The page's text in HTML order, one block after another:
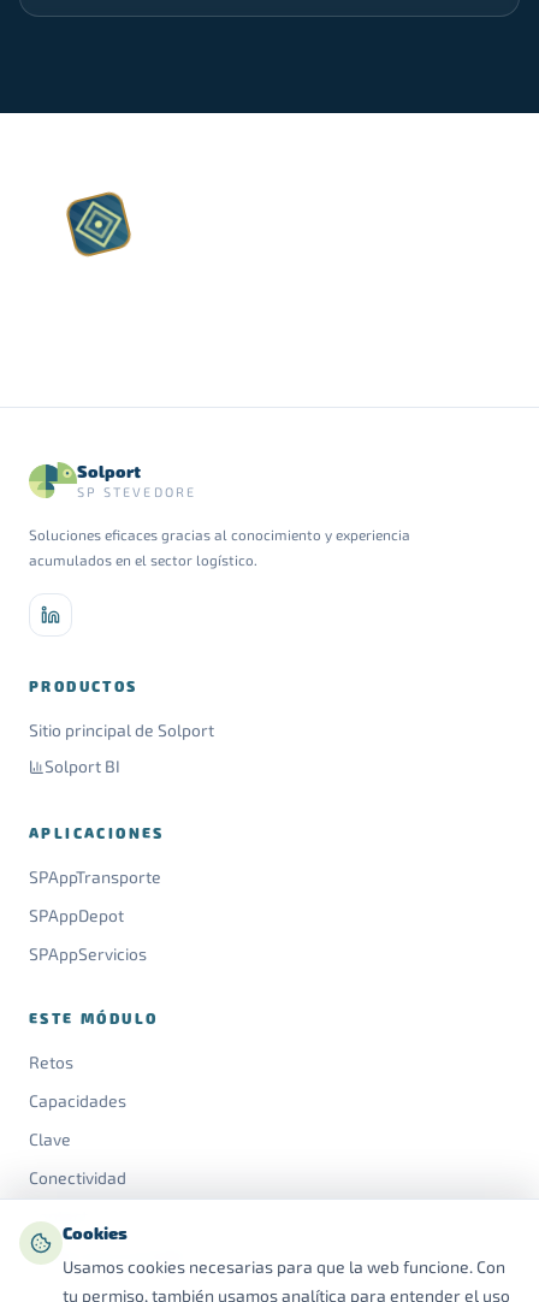
A♥
Solport
SP STEVEDORE
Soluciones eficaces gracias al conocimiento y experiencia
acumulados en el sector logístico.
PRODUCTOS
Sitio principal de Solport
Solport BI
APLICACIONES
SPAppTransporte
SPAppDepot
SPAppServicios
ESTE MÓDULO
Retos
Capacidades
Clave
Conectividad
Política de privacidad
Cookies
Usamos cookies necesarias para que la web funcione. Con
tu permiso, también usamos analítica para entender el uso